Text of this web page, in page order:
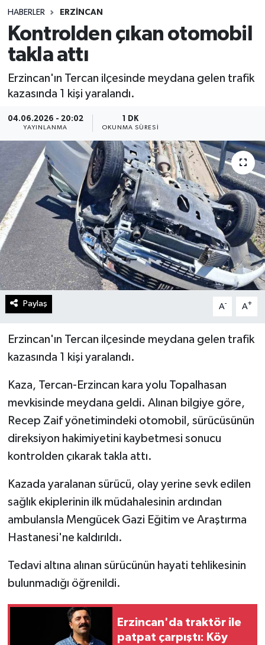
HABERLER ERZINCAN
Kontrolden çıkan otomobil
takla attı
Erzincan'ın Tercan ilçesinde meydana gelen trafik
kazasında 1 kişi yaralandı.
04.06.2026 - 20:02
YAYINLANMA
1 DK
OKUNMA SÜRESI
Paylaş A- A+
Erzincan'ın Tercan ilçesinde meydana gelen trafik
kazasında 1 kişi yaralandı.
Kaza, Tercan-Erzincan kara yolu Topalhasan
mevkisinde meydana geldi. Alınan bilgiye göre,
Recep Zaif yönetimindeki otomobil, sürücüsünün
direksiyon hakimiyetini kaybetmesi sonucu
kontrolden çıkarak takla attı.
Kazada yaralanan sürücü, olay yerine sevk edilen
sağlık ekiplerinin ilk müdahalesinin ardından
ambulansla Mengücek Gazi Eğitim ve Araştırma
Hastanesi'ne kaldırıldı.
Tedavi altına alınan sürücünün hayati tehlikesinin
bulunmadığı öğrenildi.
Erzincan'da traktör ile
patpat çarpıştı: Köy
Spor
Teknoloji